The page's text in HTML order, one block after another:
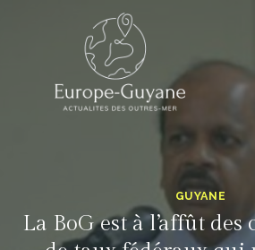
GUYANE
La BoG est à l’affût des